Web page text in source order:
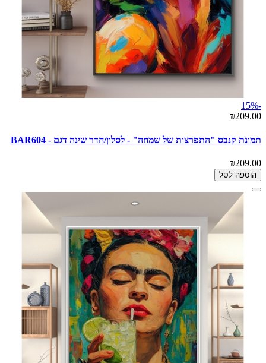
-15%
₪209.00
תמונת קנבס "התפרצות של שמחה" - לסלון/חדר שינה דגם - BAR604
₪209.00
הוספה לסל